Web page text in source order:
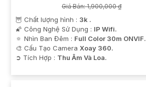
Giá Bán: 1,900,000 ₫
🦉 Chất lượng hình : 3k .
🌠 Công Nghệ Sử Dụng : IP Wifi.
🔅 Nhìn Ban Đêm : Full Color 30m ONVIF.
🎨 Cấu Tạo Camera Xoay 360.
️➲ Tích Hợp : Thu Âm Và Loa.